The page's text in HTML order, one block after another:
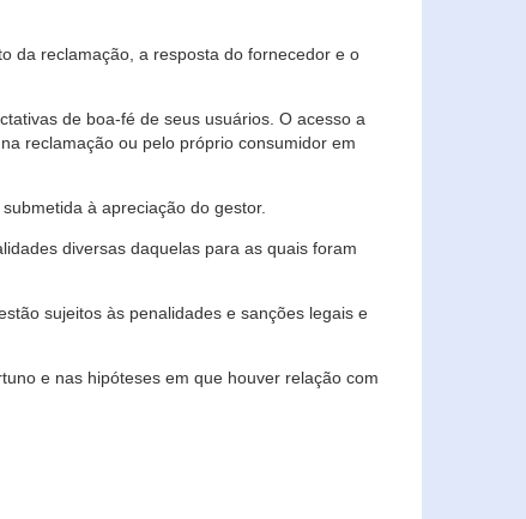
da reclamação, a resposta do fornecedor e o
de boa-fé de seus usuários. O acesso a
reclamação ou pelo próprio consumidor em
à apreciação do gestor.
diversas daquelas para as quais foram
sujeitos às penalidades e sanções legais e
e nas hipóteses em que houver relação com